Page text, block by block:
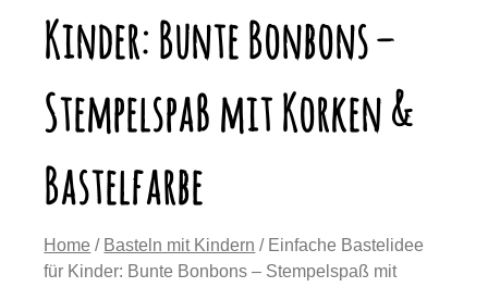
Kinder: Bunte Bonbons –
Stempelspaß mit Korken &
Bastelfarbe
Home / Basteln mit Kindern / Einfache Bastelidee
für Kinder: Bunte Bonbons – Stempelspaß mit